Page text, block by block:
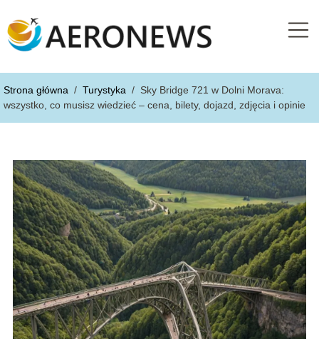
Strona główna / Turystyka / Sky Bridge 721 w Dolni Morava:
wszystko, co musisz wiedzieć – cena, bilety, dojazd, zdjęcia i opinie